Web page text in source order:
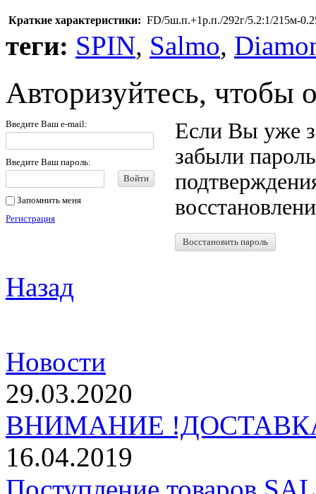
Краткие характеристики: FD/5ш.п.+1р.п./292г/5.2:1/215м-
теги: SPIN, Salmo,
Авторизуйтесь, чтобы
Введите Ваш e-mail:
Введите Ваш пароль:
Войти
Запомнить меня
Регистрация
Если Вы уже
забыли
Восстановить пароль
Назад
Новости
29.03.2020
ВНИМАНИЕ
16.04.2019